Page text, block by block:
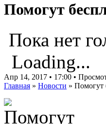
Помогут
Пока нет
Loading...
Апр 14, 2017 • 17:00 •
Главная » Новости » Помогут